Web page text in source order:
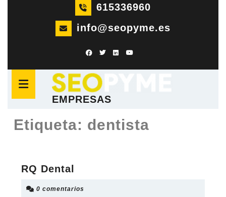
al
contenido
615336960
info@seopyme.es
Botón
aperturaEMPRESAS
Etiqueta: dentista
RQ Dental
0 comentarios